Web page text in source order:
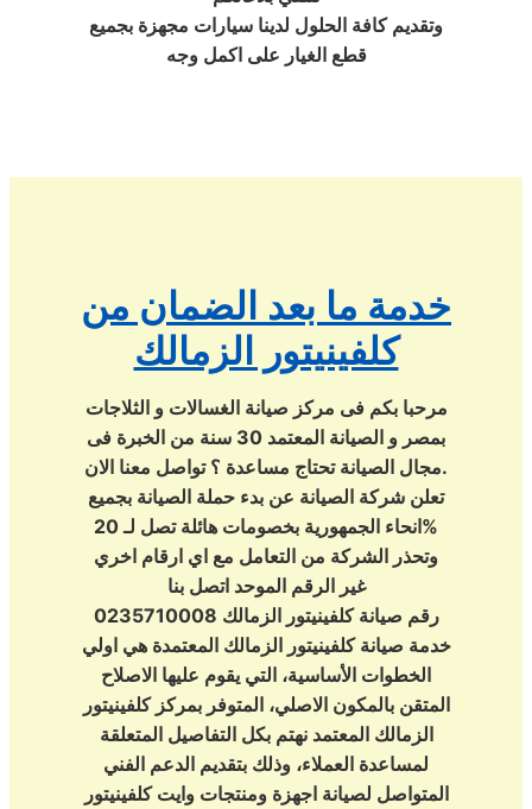
وتقديم كافة الحلول لدينا سيارات مجهزة بجميع
قطع الغيار على اكمل وجه
خدمة ما بعد الضمان من
كلفينيتور الزمالك
مرحبا بكم فى مركز صيانة الغسالات و الثلاجات
بمصر و الصيانة المعتمد 30 سنة من الخبرة فى
مجال الصيانة تحتاج مساعدة ؟ تواصل معنا الان.
تعلن شركة الصيانة عن بدء حملة الصيانة بجميع
انحاء الجمهورية بخصومات هائلة تصل لـ 20%
وتحذر الشركة من التعامل مع اي ارقام اخري
غير الرقم الموحد اتصل بنا
رقم صيانة كلفينيتور الزمالك 0235710008
خدمة صيانة كلفينيتور الزمالك المعتمدة هي اولي
الخطوات الأساسية، التي يقوم عليها الاصلاح
المتقن بالمكون الاصلي، المتوفر بمركز كلفينيتور
الزمالك المعتمد نهتم بكل التفاصيل المتعلقة
لمساعدة العملاء، وذلك بتقديم الدعم الفني
المتواصل لصيانة اجهزة ومنتجات وايت كلفينيتور